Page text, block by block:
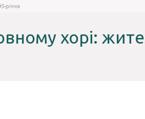
річчя
хорі: